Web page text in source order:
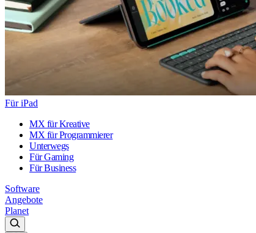
Für iPad
MX für Kreative
MX für Programmierer
Unterwegs
Für Gaming
Für Business
Software
Angebote
Planet